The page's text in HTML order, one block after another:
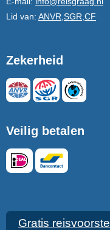
Lid van: ANVR,SGR,CF
Zekerheid
Veilig betalen
Gratis reisvoorstel